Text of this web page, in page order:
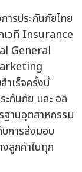
ารประกันภัยไทย
เวที Insurance
General
เร็จครั้งนี้
กันภัย และ อลิ
ฐานอุตสาหกรรม
การส่งมอบ
งลูกค้าในทุก